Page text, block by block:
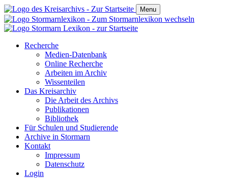
Menu
Recherche
Medien-Datenbank
Online Recherche
Arbeiten im Archiv
Wissenteilen
Das Kreisarchiv
Die Arbeit des Archivs
Publikationen
Bibliothek
Für Schulen und Studierende
Archive in Stormarn
Kontakt
Impressum
Datenschutz
Login